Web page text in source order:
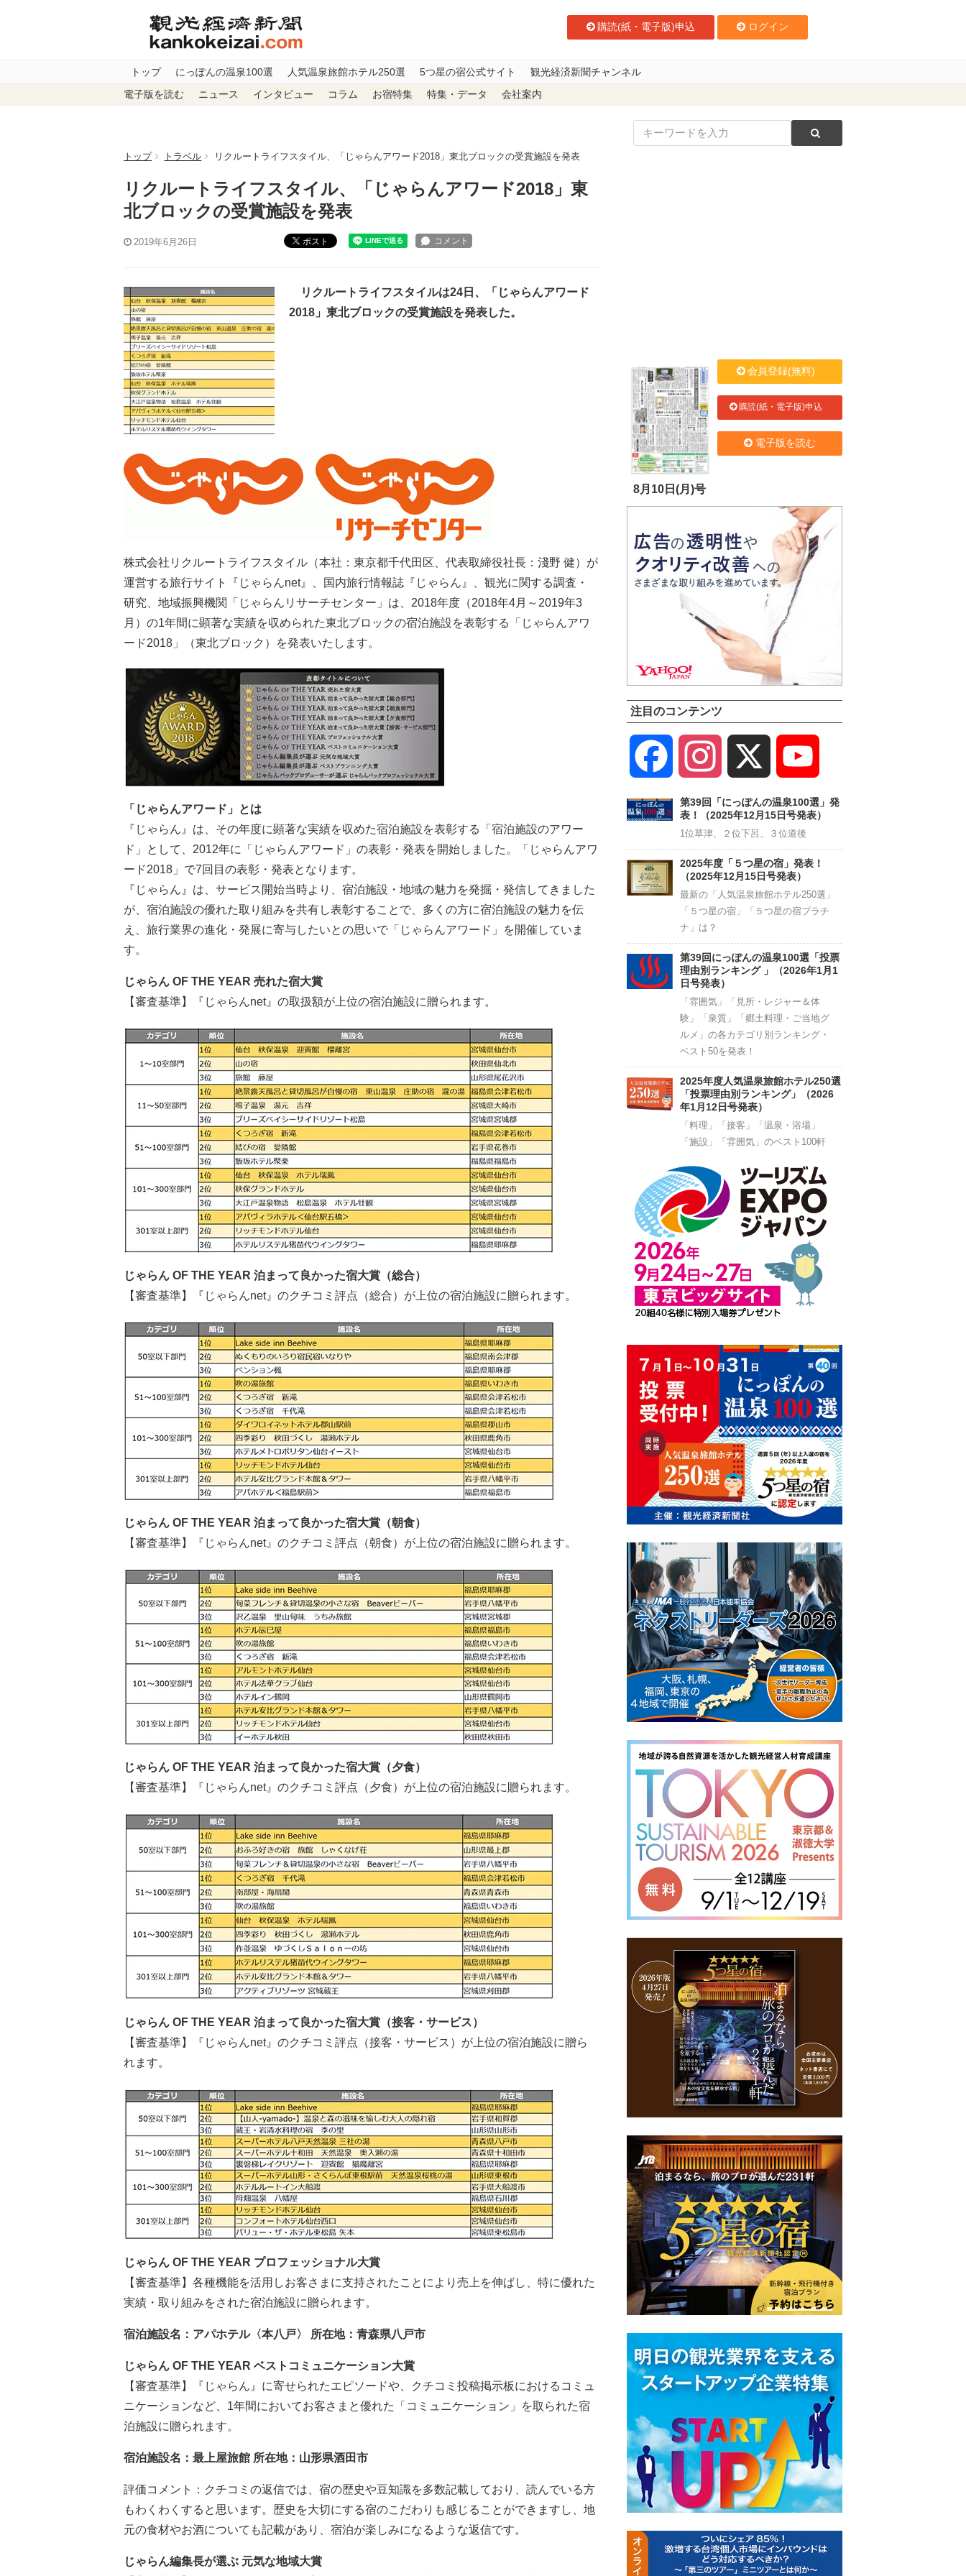
購読(紙・電子版)申込 ログイン
トップ にっぽんの温泉100選 人気温泉旅館ホテル250選 5つ星の宿公式サイト 観光経済新聞チャンネル
電子版を読む ニュース インタビュー コラム お宿特集 特集・データ 会社案内
トップ トラベル リクルートライフスタイル、「じゃらんアワード2018」東北ブロックの受賞施設を発表
リクルートライフスタイル、「じゃらんアワード2018」東
北ブロックの受賞施設を発表
2019年6月26日 ポスト
リクルートライフスタイルは24日、「じゃらんアワード
2018」東北ブロックの受賞施設を発表した。
株式会社リクルートライフスタイル（本社：東京都千代田区、代表取締役社長：淺野 健）が
運営する旅行サイト『じゃらんnet』、国内旅行情報誌『じゃらん』、観光に関する調査・
研究、地域振興機関「じゃらんリサーチセンター」は、2018年度（2018年4月～2019年3
月）の1年間に顕著な実績を収められた東北ブロックの宿泊施設を表彰する「じゃらんアワ
ード2018」（東北ブロック）を発表いたします。
「じゃらんアワード」とは
『じゃらん』は、その年度に顕著な実績を収めた宿泊施設を表彰する「宿泊施設のアワー
ド」として、2012年に「じゃらんアワード」の表彰・発表を開始しました。「じゃらんアワ
ード2018」で7回目の表彰・発表となります。
『じゃらん』は、サービス開始当時より、宿泊施設・地域の魅力を発掘・発信してきました
が、宿泊施設の優れた取り組みを共有し表彰することで、多くの方に宿泊施設の魅力を伝
え、旅行業界の進化・発展に寄与したいとの思いで「じゃらんアワード」を開催していま
す。
じゃらん OF THE YEAR 売れた宿大賞
【審査基準】『じゃらんnet』の取扱額が上位の宿泊施設に贈られます。
じゃらん OF THE YEAR 泊まって良かった宿大賞（総合）
【審査基準】『じゃらんnet』のクチコミ評点（総合）が上位の宿泊施設に贈られます。
じゃらん OF THE YEAR 泊まって良かった宿大賞（朝食）
【審査基準】『じゃらんnet』のクチコミ評点（朝食）が上位の宿泊施設に贈られます。
じゃらん OF THE YEAR 泊まって良かった宿大賞（夕食）
【審査基準】『じゃらんnet』のクチコミ評点（夕食）が上位の宿泊施設に贈られます。
じゃらん OF THE YEAR 泊まって良かった宿大賞（接客・サービス）
【審査基準】『じゃらんnet』のクチコミ評点（接客・サービス）が上位の宿泊施設に贈ら
れます。
じゃらん OF THE YEAR プロフェッショナル大賞
【審査基準】各種機能を活用しお客さまに支持されたことにより売上を伸ばし、特に優れた
実績・取り組みをされた宿泊施設に贈られます。
宿泊施設名：アパホテル〈本八戸〉 所在地：青森県八戸市
じゃらん OF THE YEAR ベストコミュニケーション大賞
【審査基準】『じゃらん』に寄せられたエピソードや、クチコミ投稿掲示板におけるコミュ
ニケーションなど、1年間においてお客さまと優れた「コミュニケーション」を取られた宿
泊施設に贈られます。
宿泊施設名：最上屋旅館 所在地：山形県酒田市
評価コメント：クチコミの返信では、宿の歴史や豆知識を多数記載しており、読んでいる方
もわくわくすると思います。歴史を大切にする宿のこだわりも感じることができますし、地
元の食材やお酒についても記載があり、宿泊が楽しみになるような返信です。
じゃらん編集長が選ぶ 元気な地域大賞
8月10日(月)号
会員登録(無料)
購読(紙・電子版)申込
電子版を読む
注目のコンテンツ
Facebook Instagram
Channel
第39回「にっぽんの温泉100選」発
表！（2025年12月15日号発表）
1位草津、２位下呂、３位道後
2025年度「５つ星の宿」発表！
（2025年12月15日号発表）
最新の「人気温泉旅館ホテル250選」
「５つ星の宿」「５つ星の宿プラチ
ナ」は？
第39回にっぽんの温泉100選「投票
理由別ランキング 」（2026年1月1
日号発表）
「雰囲気」「見所・レジャー＆体
験」「泉質」「郷土料理・ご当地グ
ルメ」の各カテゴリ別ランキング・
ベスト50を発表！
2025年度人気温泉旅館ホテル250選
「投票理由別ランキング」（2026
年1月12日号発表）
「料理」「接客」「温泉・浴場」
「施設」「雰囲気」のベスト100軒